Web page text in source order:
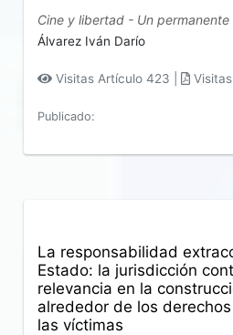
Cine y libertad - Un
Álvarez Iván Darío
Visitas Artículo 423 | Visitas
Publicado:
La responsabilidad
Estado: la jurisdicción
relevancia en la
alrededor de los
las víctimas